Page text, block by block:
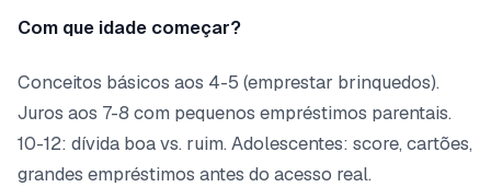
Com que idade começar?
Conceitos básicos aos 4-5 (emprestar brinquedos).
Juros aos 7-8 com pequenos empréstimos parentais.
10-12: dívida boa vs. ruim. Adolescentes: score, cartões,
grandes empréstimos antes do acesso real.